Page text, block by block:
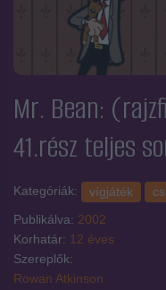
Mr. Bean:
41.rész teljes
Kategóriák: vígjáték
Publikálva: 2002
Korhatár: 12 éves
Szereplők:
Rowan Atkinson